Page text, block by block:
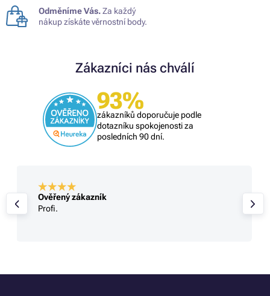
Odměníme Vás.Za každý
nákup získáte věrnostní body.
Zákazníci nás chválí
93%
zákazníků doporučuje podle
dotazníku spokojenosti za
posledních 90 dní.
Ověřený zákazník
Profi.